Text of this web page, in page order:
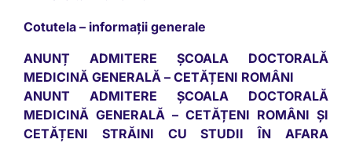
Cotutela – informații generale
ANUNȚ ADMITERE ȘCOALA DOCTORALĂ
MEDICINĂ GENERALĂ – CETĂȚENI ROMÂNI
ANUNT ADMITERE ȘCOALA DOCTORALĂ
MEDICINĂ GENERALĂ – CETĂȚENI ROMÂNI ȘI
CETĂȚENI STRĂINI CU STUDII ÎN AFARA